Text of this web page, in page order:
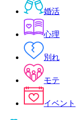
婚活
心理
別れ
モテ
イベント